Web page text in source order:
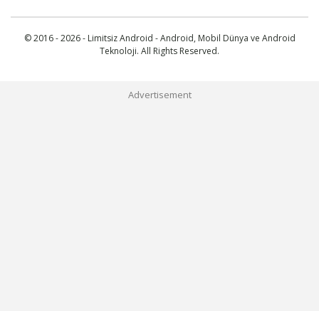
© 2016 - 2026 - Limitsiz Android - Android, Mobil Dünya ve Android
Teknoloji. All Rights Reserved.
Advertisement